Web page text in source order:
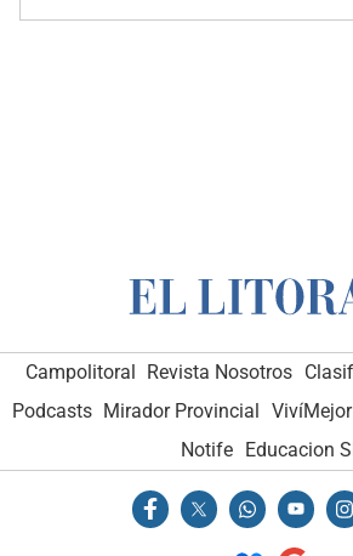
Campolitoral Revista Nosotros
Podcasts Mirador Provincial
Notife Educacion